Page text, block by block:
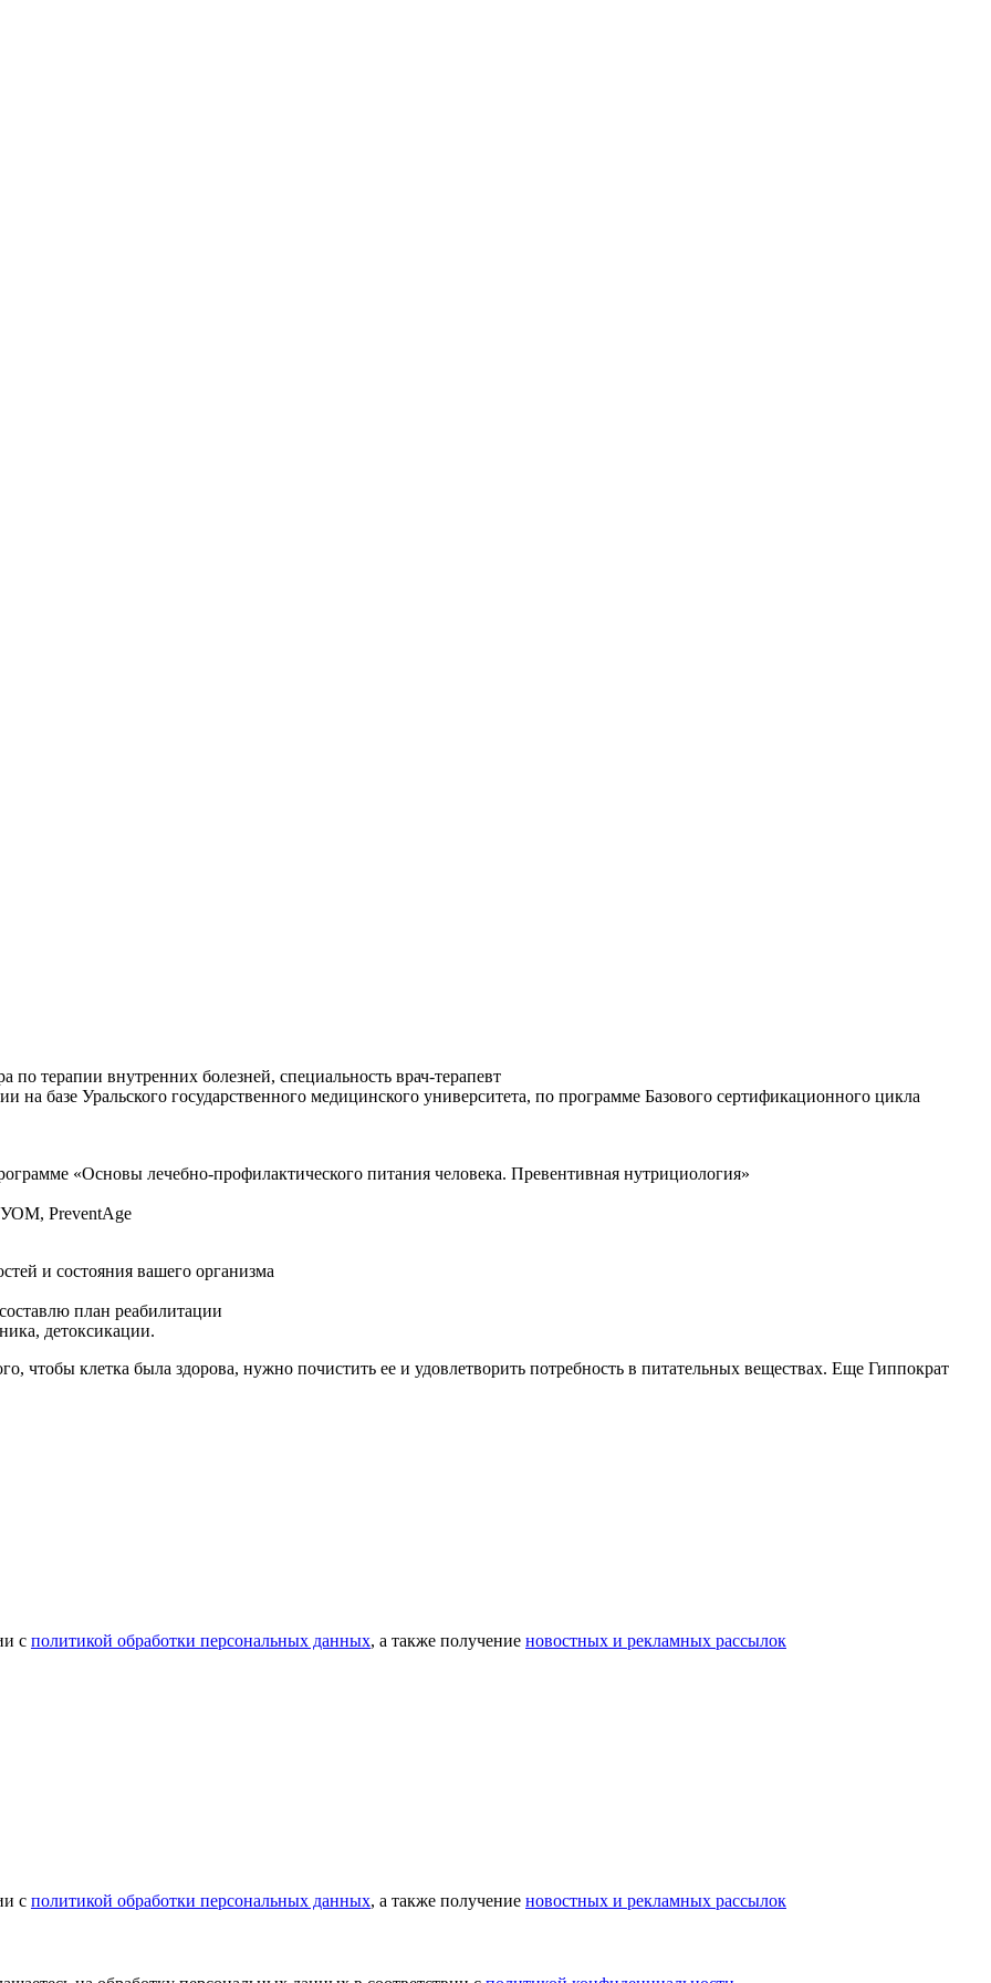
терапии внутренних болезней, специальность врач-терапевт
на базе Уральского государственного медицинского университета, по программе Базового сертификационного цикла
«Основы лечебно-профилактического питания человека. Превентивная нутрициология»
УОМ, PreventAge
и состояния вашего организма
план реабилитации
детоксикации.
чтобы клетка была здорова, нужно почистить ее и удовлетворить потребность в питательных веществах. Еще Гиппократ
с политикой обработки персональных данных, а также получение новостных и рекламных рассылок
с политикой обработки персональных данных, а также получение новостных и рекламных рассылок